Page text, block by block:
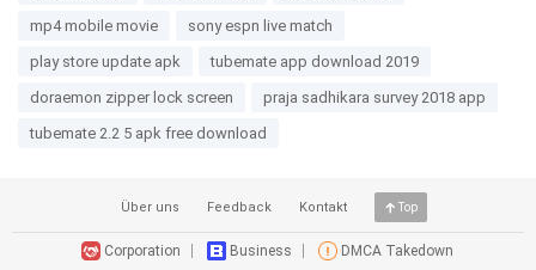
mp4 mobile movie
sony espn live match
play store update apk
tubemate app download 2019
doraemon zipper lock screen
praja sadhikara survey 2018 app
tubemate 2.2 5 apk free download
Über uns Feedback Kontakt Top
Corporation Business DMCA Takedown